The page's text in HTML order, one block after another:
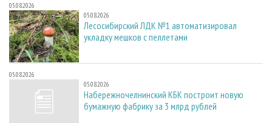
05.08.2026
05.08.2026
Лесосибирский ЛДК №1 автоматизировал
укладку мешков с пеллетами
05.08.2026
05.08.2026
Набережночелнинский КБК построит новую
бумажную фабрику за 3 млрд рублей